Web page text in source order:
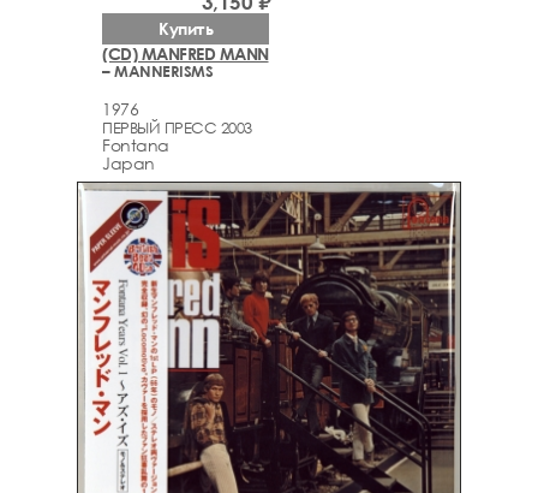
(CD) MANFRED MANN
– MANNERISMS
1976
ПЕРВЫЙ ПРЕСС 2003
Fontana
Japan
Купить